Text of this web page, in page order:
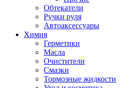
Обтекатели
Ручки руля
Автоаксессуары
Химия
Герметики
Масла
Очистители
Смазки
Тормозные жидкости